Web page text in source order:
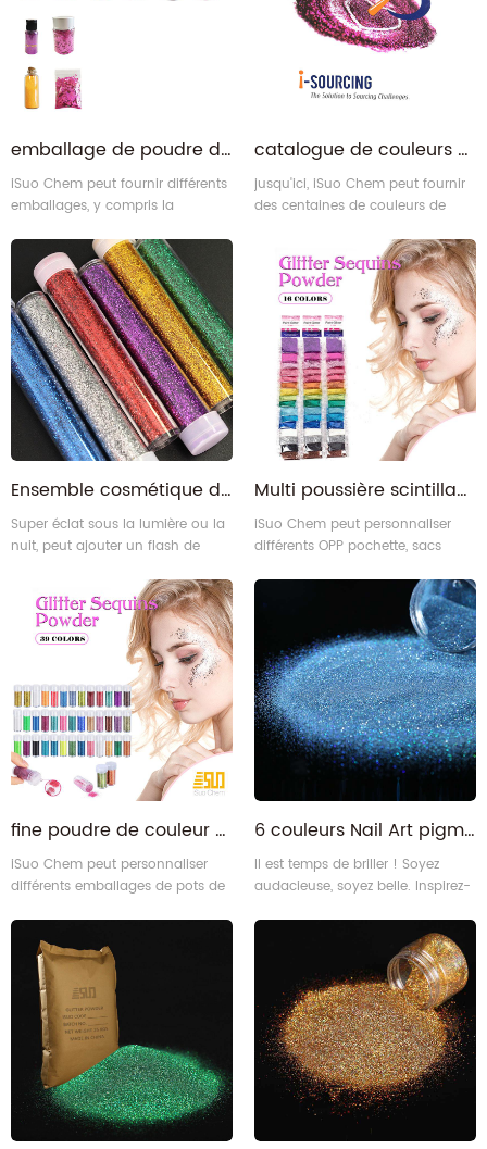
emballage de poudre de paillettes
iSuo Chem peut fournir différents
emballages, y compris la
pochette en plastique, la boîte en
papier, la bouteille en verre et
d'autres emballages en fonction
des exigences des clients. Nous
avoir notre propre ligne
d'emballage de poudre de
paillettes peut remplir 2 grammes
~ 25kgs dans différents
emballages.
catalogue de couleurs de poudre scintillante
jusqu'ici, iSuo Chem peut fournir
des centaines de couleurs de
choix. Nous peut également
personnaliser de nouvelles
couleurs en fonction des
exigences de nos clients.
Ensemble cosmétique de poudre de paillettes fines Slime Craft DIY
Super éclat sous la lumière ou la
nuit, peut ajouter un flash de
peut être utilisé pour décorer
votre porte-clés en résine, votre
étui pour téléphone portable, vos
ongles et votre art corporel, etc.
Multi poussière scintillante personnalisée dans un sachet pour slime artisanat fête
iSuo Chem peut personnaliser
différents OPP pochette, sacs
paquets de cartes par groupe de
couleurs différentes en fonction
des besoins de nos clients.
fine poudre de couleur scintillante Leak-Proof bocaux shaker pour corps, visage, slime, artisanat
iSuo Chem peut personnaliser
différents emballages de pots de
couleurs en fonction des besoins
de nos clients.
6 couleurs Nail Art pigment holographique acrylique caméléon ongles poudre de chrome
Il est temps de briller ! Soyez
audacieuse, soyez belle. Inspirez-
de festival ou un look quotidien
époustouflant, faites en sorte que
les possibilités de beauté soient
infinies ! Les paillettes ultra
scintillantes se déclinent en
différentes nuances étonnantes,
en mélange ou en utilisation
individuelle, satisfont tous 3